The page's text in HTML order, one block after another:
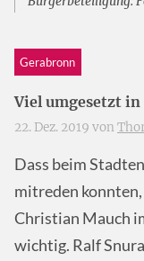
Gerabronn
Viel umgesetzt in
22. Dez. 2019 von
Dass beim
mitreden
Christian Mauch
wichtig. Ralf